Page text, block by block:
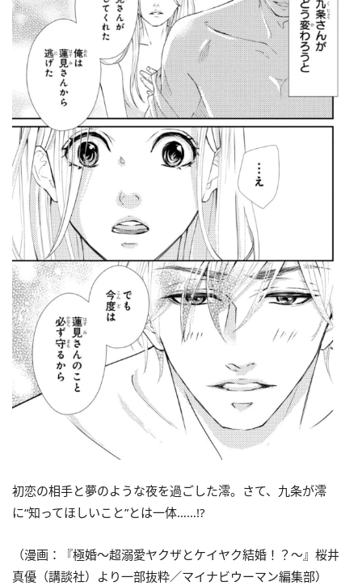
初恋の相手と夢のような夜を過ごした澪。さて、九条が澪
に“知ってほしいこと”とは一体……!?
（漫画：『極婚～超溺愛ヤクザとケイヤク結婚！？～』桜井
真優（講談社）より一部抜粋／マイナビウーマン編集部）